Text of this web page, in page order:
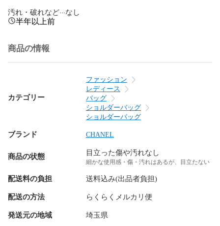
汚れ・破れなど···なし
半年以上前
商品の情報
カテゴリー
ファッション
レディース
バッグ
ショルダーバッグ
ショルダーバッグ
ブランド CHANEL
商品の状態 目立った傷や汚れなし
細かな使用感・傷・汚れはあるが、目立たない
配送料の負担 送料込み(出品者負担)
配送の方法 らくらくメルカリ便
発送元の地域 埼玉県